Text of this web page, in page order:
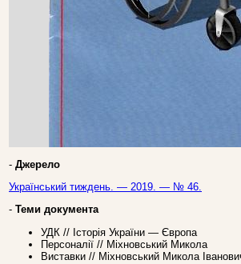
- Джерело
Український тиждень. — 2019. — № 46.
- Теми документа
УДК // Історія України — Європа
Персоналії // Міхновський Микола
Виставки // Міхновський Микола